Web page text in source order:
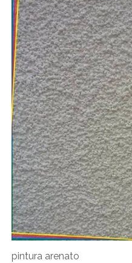
pintura arenato